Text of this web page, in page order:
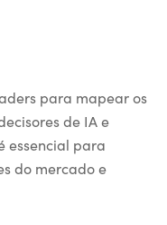
para mapear os
de IA e
essencial para
do mercado e